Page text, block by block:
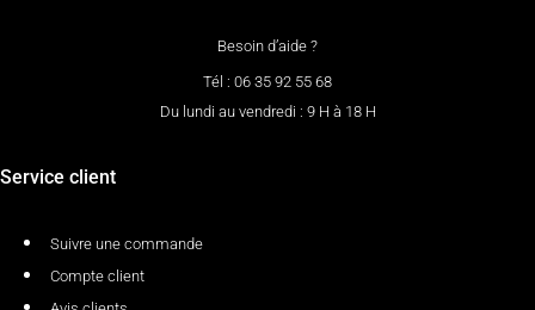
Besoin d’aide ?
Tél : 06 35 92 55 68
Du lundi au vendredi : 9 H à 18 H
Service client
Suivre une commande
Compte client